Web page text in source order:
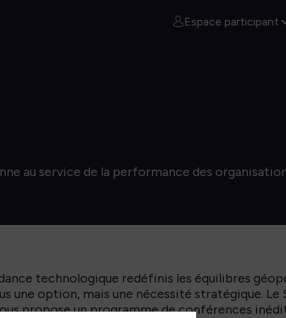
Espace participant
au service de la performance des
technologique redéfinis les équilibres
une option, mais une nécessité stratégique. Le
propose un programme de conférences